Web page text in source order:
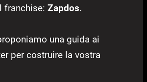
franchise: Zapdos.
una guida ai
per costruire la vostra